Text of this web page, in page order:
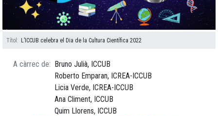
Títol L’ICCUB celebra el Dia de la Cultura Científica 2022
A càrrec de
Bruno Julià, ICCUB
Roberto Emparan, ICREA-ICCUB
Licia Verde, ICREA-ICCUB
Ana Climent, ICCUB
Quim Llorens, ICCUB